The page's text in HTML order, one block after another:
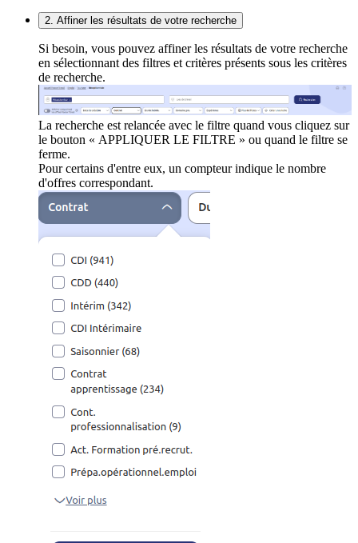
2. Affiner les résultats de votre recherche
Si besoin, vous pouvez affiner les résultats de votre recherche
en sélectionnant des filtres et critères présents sous les critères
de recherche.
La recherche est relancée avec le filtre quand vous cliquez sur
le bouton « APPLIQUER LE FILTRE » ou quand le filtre se
ferme.
Pour certains d'entre eux, un compteur indique le nombre
d'offres correspondant.